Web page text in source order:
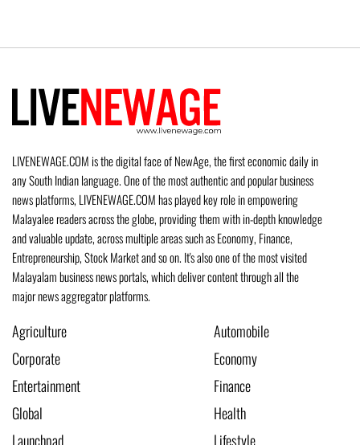
LIVENEWAGE.COM is the digital face of NewAge, the first economic daily in
any South Indian language. One of the most authentic and popular business
news platforms, LIVENEWAGE.COM has played key role in empowering
Malayalee readers across the globe, providing them with in-depth knowledge
and valuable update, across multiple areas such as Economy, Finance,
Entrepreneurship, Stock Market and so on. It's also one of the most visited
Malayalam business news portals, which deliver content through all the
major news aggregator platforms.
Agriculture
Automobile
Corporate
Economy
Entertainment
Finance
Global
Health
Launchpad
Lifestyle